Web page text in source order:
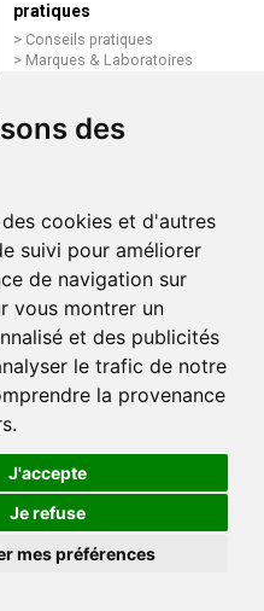
des
cookies et d'autres
suivi pour améliorer
de navigation sur
vous montrer un
et des publicités
le trafic de notre
la provenance
J'accepte
Je refuse
mes préférences
pratiques
Conseils pratiques
Marques & Laboratoires
Mentions légales
Données personnelles
ligne
Livraison / Point retrait
Commandez en ligne et
recevez votre commande
rapidement chez vous ou en
point retrait
Livraison chez vous ou en